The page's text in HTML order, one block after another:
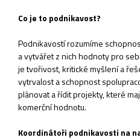
Co je to podnikavost?
Podnikavostí rozumíme
a vytvářet z nich hodnoty pro
je tvořivost, kritické myšlení a
vytrvalost a schopnost
plánovat a řídit projekty, které
komerční hodnotu.
Koordinátoři podnikavosti na